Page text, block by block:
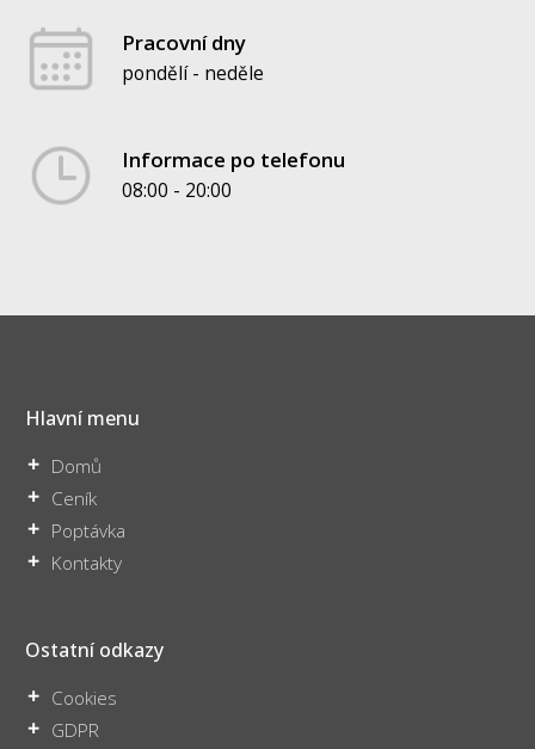
Pracovní dny
pondělí - neděle
Informace po telefonu
08:00 - 20:00
Hlavní menu
Domů
Ceník
Poptávka
Kontakty
Ostatní odkazy
Cookies
GDPR